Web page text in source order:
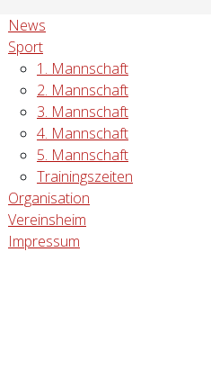
News
Sport
1. Mannschaft
2. Mannschaft
3. Mannschaft
4. Mannschaft
5. Mannschaft
Trainingszeiten
Organisation
Vereinsheim
Impressum